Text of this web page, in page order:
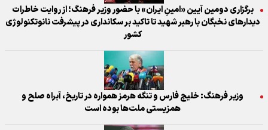
برگزاری دومین آیین «امینِ ایران» با حضور وزیر فرهنگ؛ از روایت خاطرات
دیدارهای نخبگان با رهبر شهید تا تاکید بر سکانداری در پیشرفت نانو‌تکنولوژی
کشور
وزیر فرهنگ: خلیج فارس و تنگه هرمز همواره در تاریخ، آبراه صلح و
همزیستی ملت‌ها بوده است